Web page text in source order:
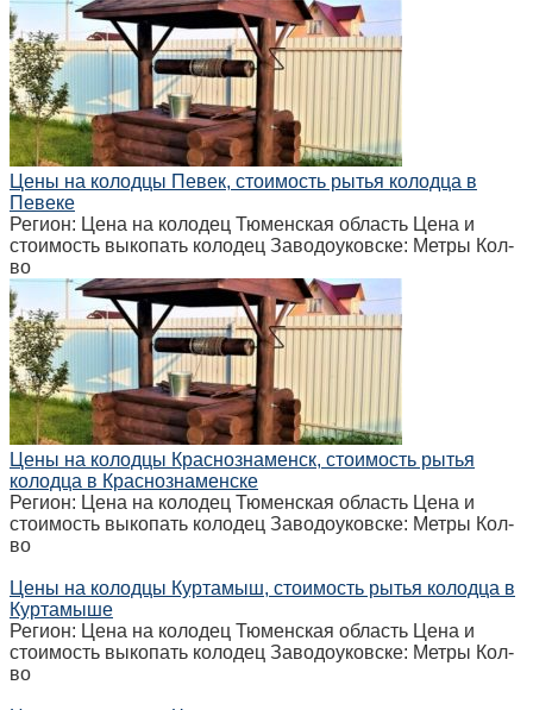
Цены на колодцы Певек, стоимость рытья колодца в
Певеке
Регион: Цена на колодец Тюменская область Цена и
стоимость выкопать колодец Заводоуковске: Метры Кол-
во
Цены на колодцы Краснознаменск, стоимость рытья
колодца в Краснознаменске
Регион: Цена на колодец Тюменская область Цена и
стоимость выкопать колодец Заводоуковске: Метры Кол-
во
Цены на колодцы Куртамыш, стоимость рытья колодца в
Куртамыше
Регион: Цена на колодец Тюменская область Цена и
стоимость выкопать колодец Заводоуковске: Метры Кол-
во